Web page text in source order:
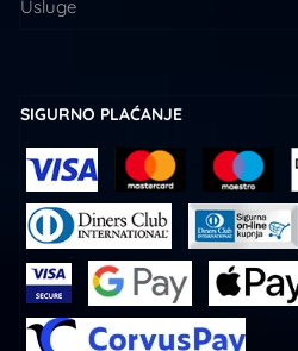
Usluge
SIGURNO PLAĆANJE